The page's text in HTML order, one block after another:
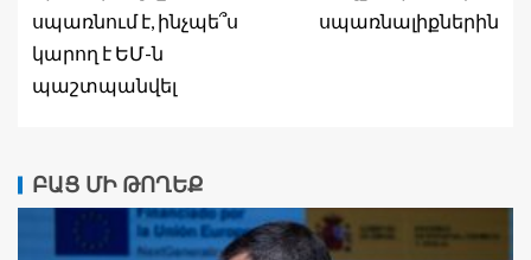
սպառնում է, ինչպե՞ս
կարող է ԵՄ-ն
պաշտպանվել
սպառնալիքներին
ԲԱՑ ՄԻ ԹՈՂԵՔ